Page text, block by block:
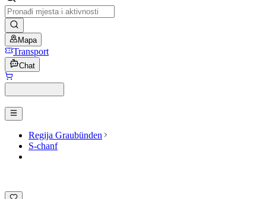
Mapa
Transport
Chat
Regija Graubünden
S-chanf